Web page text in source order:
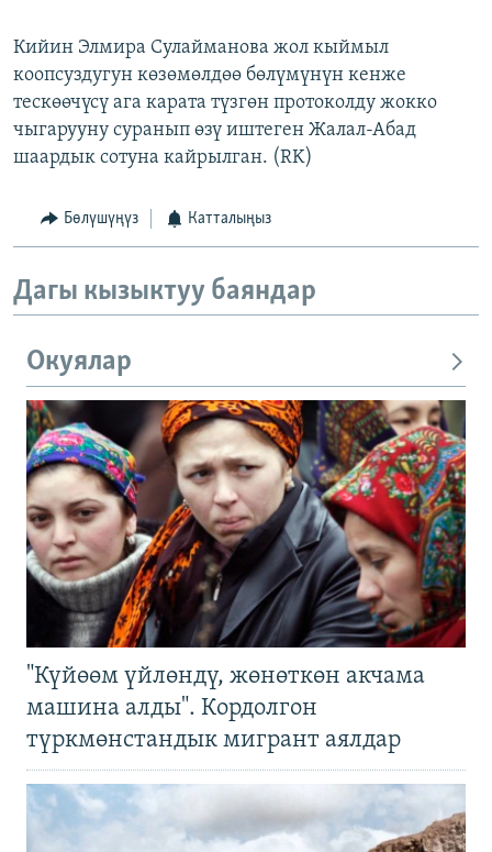
Кийин Элмира Сулайманова жол кыймыл
коопсуздугун көзөмөлдөө бөлүмүнүн кенже
тескөөчүсү ага карата түзгөн протоколду жокко
чыгарууну суранып өзү иштеген Жалал-Абад
шаардык сотуна кайрылган. (RK)
Бөлүшүңүз Катталыңыз
Дагы кызыктуу баяндар
Окуялар
"Күйөөм үйлөндү, жөнөткөн акчама
машина алды". Кордолгон
түркмөнстандык мигрант аялдар